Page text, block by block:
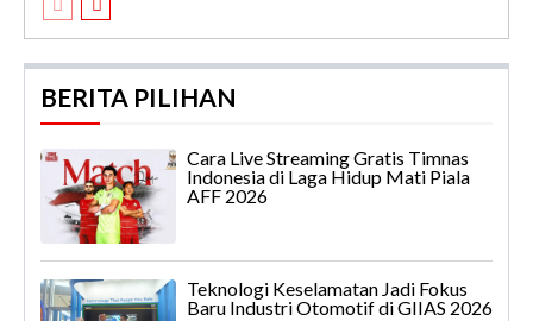
BERITA PILIHAN
Cara Live Streaming Gratis Timnas
Indonesia di Laga Hidup Mati Piala
AFF 2026
Teknologi Keselamatan Jadi Fokus
Baru Industri Otomotif di GIIAS 2026